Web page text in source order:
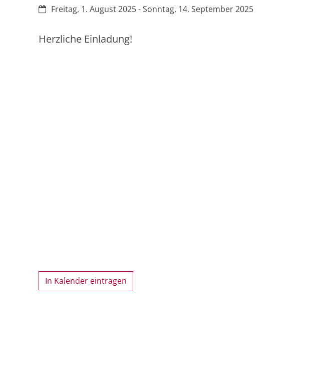
Datum:Freitag, 1. August 2025 - Sonntag, 14. September 2025
Herzliche Einladung!
In Kalender eintragen